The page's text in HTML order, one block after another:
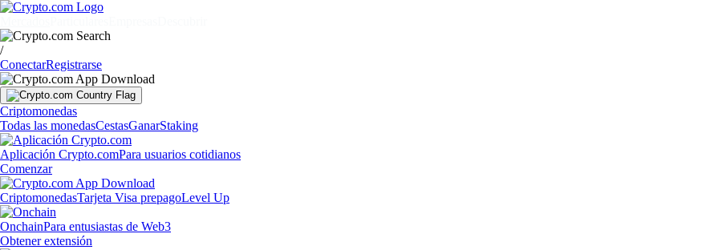
/
ConectarRegistrarse
Criptomonedas
Todas las monedasCestasGanarStaking
Aplicación Crypto.comPara usuarios cotidianos
Comenzar
CriptomonedasTarjeta Visa prepagoLevel Up
OnchainPara entusiastas de Web3
Obtener extensión